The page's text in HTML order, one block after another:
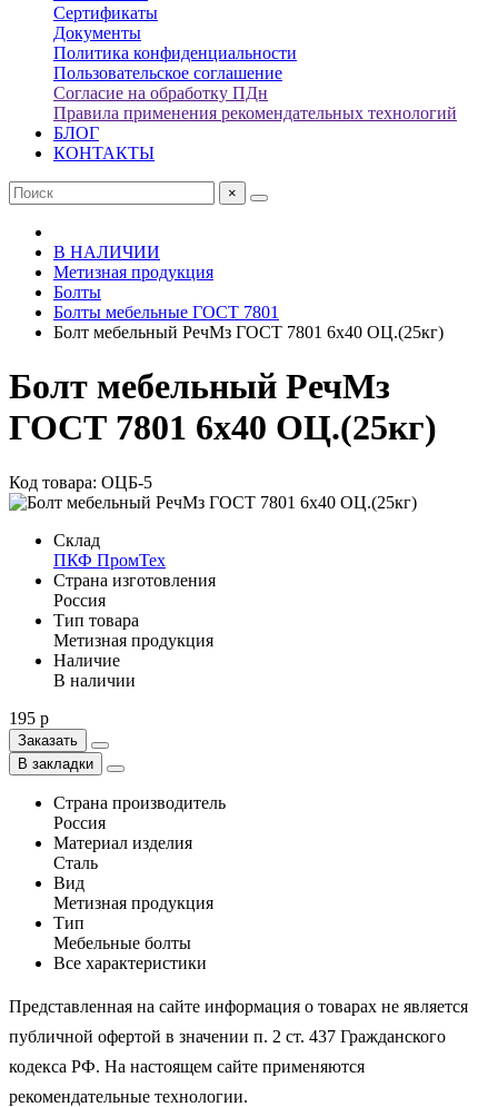
Сертификаты
Документы
Политика конфиденциальности
Пользовательское соглашение
Согласие на обработку ПДн
Правила применения рекомендательных технологий
БЛОГ
КОНТАКТЫ
×
В НАЛИЧИИ
Метизная продукция
Болты
Болты мебельные ГОСТ 7801
Болт мебельный РечМз ГОСТ 7801 6х40 ОЦ.(25кг)
Болт мебельный РечМз
ГОСТ 7801 6х40 ОЦ.(25кг)
Код товара: ОЦБ-5
Склад
ПКФ ПромТех
Страна изготовления
Россия
Тип товара
Метизная продукция
Наличие
В наличии
195 р
Заказать
В закладки
Страна производитель
Россия
Материал изделия
Сталь
Вид
Метизная продукция
Тип
Мебельные болты
Все характеристики
Представленная на сайте информация о товарах не является
публичной офертой в значении п. 2 ст. 437 Гражданского
кодекса РФ. На настоящем сайте применяются
рекомендательные технологии.